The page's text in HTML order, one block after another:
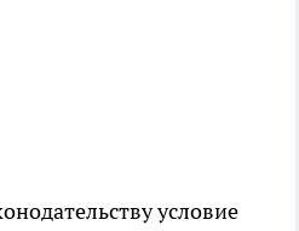
условие